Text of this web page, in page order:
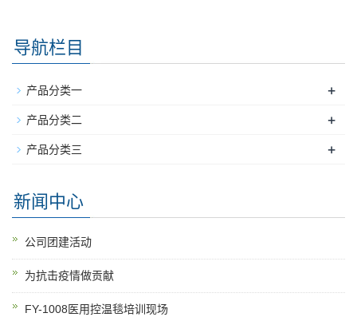
导航栏目
产品分类一 +
产品分类二 +
产品分类三 +
新闻中心
公司团建活动
为抗击疫情做贡献
FY-1008医用控温毯培训现场